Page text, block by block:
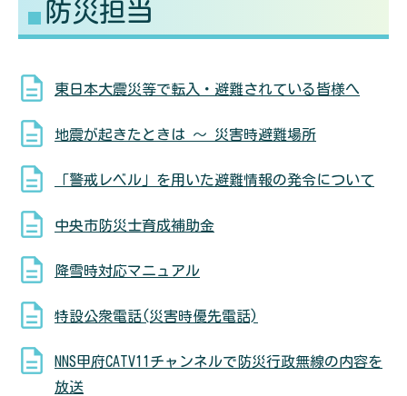
るす 防災担当
東日本大震災等で転入・避難されている皆様へ
地震が起きたときは ～ 災害時避難場所
「警戒レベル」を用いた避難情報の発令について
中央市防災士育成補助金
降雪時対応マニュアル
特設公衆電話(災害時優先電話)
NNS甲府CATV11チャンネルで防災行政無線の内容を
放送